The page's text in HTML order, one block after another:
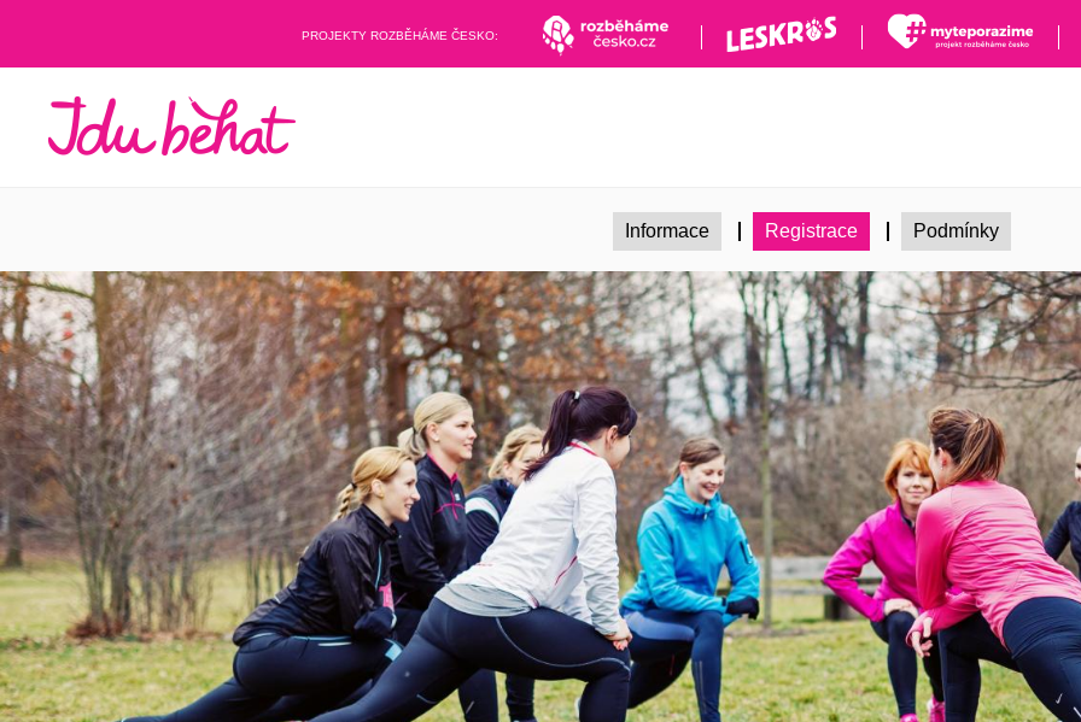
PROJEKTY ROZBĚHÁME ČESKO:
Informace Registrace Podmínky